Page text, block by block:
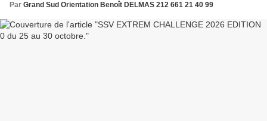
Par Grand Sud Orientation Benoît DELMAS 212 661 21 40 99